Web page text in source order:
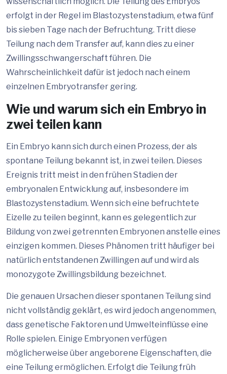
erfolgt in der Regel im Blastozystenstadium, etwa fünf
bis sieben Tage nach der Befruchtung. Tritt diese
Teilung nach dem Transfer auf, kann dies zu einer
Zwillingsschwangerschaft führen. Die
Wahrscheinlichkeit dafür ist jedoch nach einem
einzelnen Embryotransfer gering.
Wie und warum sich ein Embryo in
zwei teilen kann
Ein Embryo kann sich durch einen Prozess, der als
spontane Teilung bekannt ist, in zwei teilen. Dieses
Ereignis tritt meist in den frühen Stadien der
embryonalen Entwicklung auf, insbesondere im
Blastozystenstadium. Wenn sich eine befruchtete
Eizelle zu teilen beginnt, kann es gelegentlich zur
Bildung von zwei getrennten Embryonen anstelle eines
einzigen kommen. Dieses Phänomen tritt häufiger bei
natürlich entstandenen Zwillingen auf und wird als
monozygote Zwillingsbildung bezeichnet.
Die genauen Ursachen dieser spontanen Teilung sind
nicht vollständig geklärt, es wird jedoch angenommen,
dass genetische Faktoren und Umwelteinflüsse eine
Rolle spielen. Einige Embryonen verfügen
möglicherweise über angeborene Eigenschaften, die
eine Teilung ermöglichen. Erfolgt die Teilung früh